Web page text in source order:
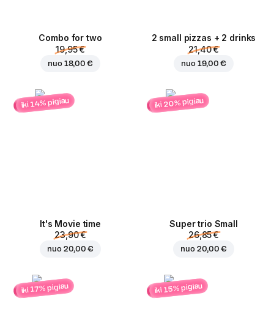
Combo for two
19,95 €
nuo 18,00 €
2 small pizzas + 2 drinks
21,40 €
nuo 19,00 €
iki 14% pigiau
It's Movie time
23,90 €
nuo 20,00 €
iki 20% pigiau
Super trio Small
26,85 €
nuo 20,00 €
iki 17% pigiau iki 15% pigiau